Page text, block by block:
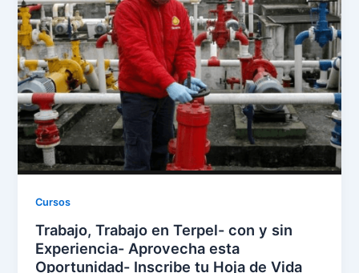
Cursos
Trabajo, Trabajo en Terpel- con y sin
Experiencia- Aprovecha esta
Oportunidad- Inscribe tu Hoja de Vida